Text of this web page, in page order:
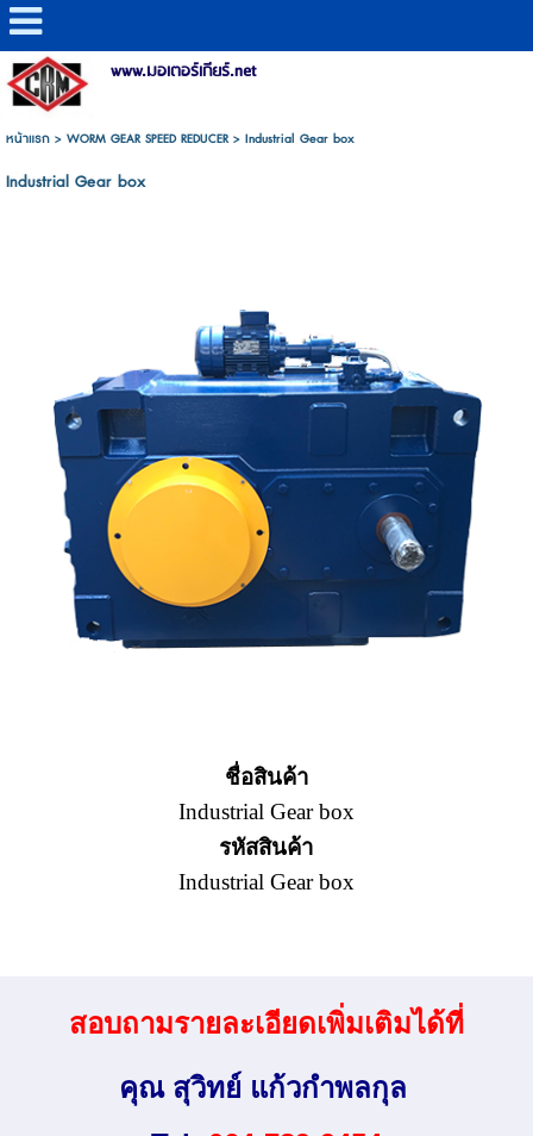
www.มอเตอร์เกียร์.net
หน้าแรก> WORM GEAR SPEED REDUCER> Industrial Gear box
Industrial Gear box
ชื่อสินค้า
Industrial Gear box
รหัสสินค้า
Industrial Gear box
สอบถามรายละเอียดเพิ่มเติมได้ที่
คุณ สุวิทย์ แก้วกำพลกุล